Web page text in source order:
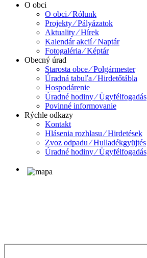
O obci
O obci ⁄ Rólunk
Projekty ⁄ Pályázatok
Aktuality ⁄ Hírek
Kalendár akcií ⁄ Naptár
Fotogaléria ⁄ Képtár
Obecný úrad
Starosta obce ⁄ Polgármester
Úradná tabuľa ⁄ Hirdetőtábla
Hospodárenie
Úradné hodiny ⁄ Ügyfélfogadás
Povinné informovanie
Rýchle odkazy
Kontakt
Hlásenia rozhlasu ⁄ Hirdetések
Zvoz odpadu ⁄ Hulladékgyüjtés
Úradné hodiny ⁄ Ügyfélfogadás